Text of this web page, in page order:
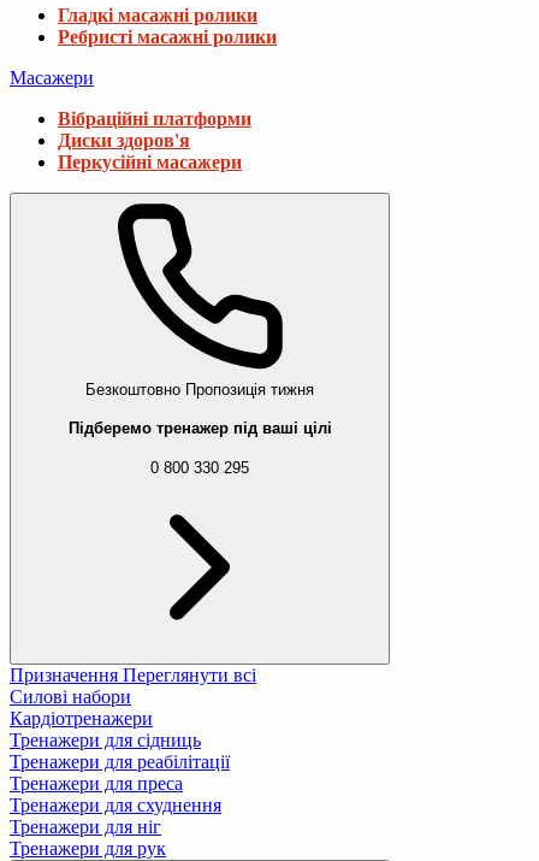
Гладкі масажні ролики
Ребристі масажні ролики
Масажери
Вібраційні платформи
Диски здоров'я
Перкусійні масажери
Безкоштовно Пропозиція тижня
Підберемо тренажер під ваші цілі
0 800 330 295
Призначення Переглянути всі
Силові набори
Кардіотренажери
Тренажери для сідниць
Тренажери для реабілітації
Тренажери для преса
Тренажери для схуднення
Тренажери для ніг
Тренажери для рук